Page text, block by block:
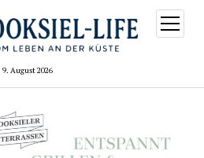
9. August 2026
Menü
öffnen